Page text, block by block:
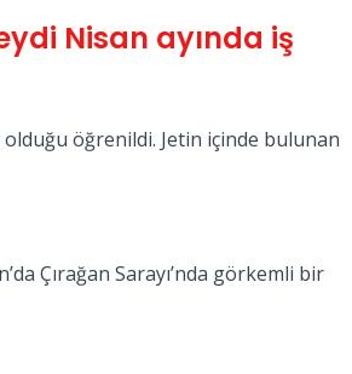
Nisan ayında iş
olduğu öğrenildi. Jetin içinde bulunan
Çırağan Sarayı’nda görkemli bir